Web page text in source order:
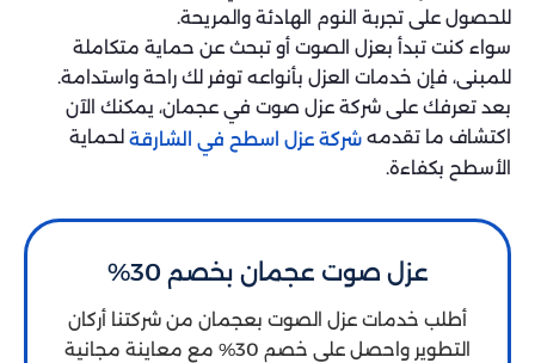
للحصول على تجربة النوم الهادئة والمريحة.
سواء كنت تبدأ بعزل الصوت أو تبحث عن حماية متكاملة
للمبنى، فإن خدمات العزل بأنواعه توفر لك راحة واستدامة.
بعد تعرفك على شركة عزل صوت في عجمان، يمكنك الآن
اكتشاف ما تقدمه شركة عزل اسطح في الشارقة لحماية
الأسطح بكفاءة.
عزل صوت عجمان بخصم 30%
أطلب خدمات عزل الصوت بعجمان من شركتنا أركان
التطوير واحصل على خصم 30% مع معاينة مجانية